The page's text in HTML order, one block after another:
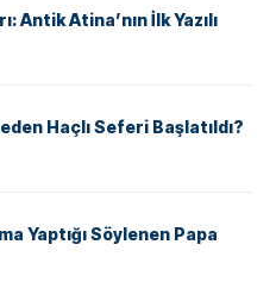
Antik Atina’nın İlk Yazılı
Haçlı Seferi Başlatıldı?
Yaptığı Söylenen Papa